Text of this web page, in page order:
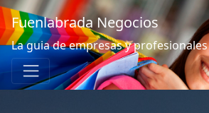
Fuenlabrada Negocios
La guia de empresas y